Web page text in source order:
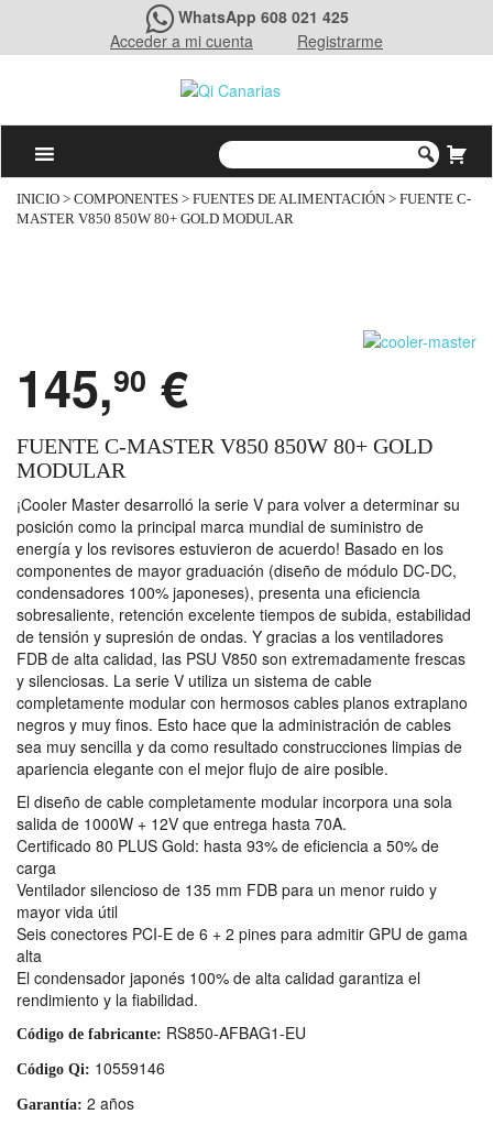
WhatsApp 608 021 425
Acceder a mi cuenta
Registrarme
INICIO > COMPONENTES > FUENTES DE ALIMENTACIÓN > FUENTE C-
MASTER V850 850W 80+ GOLD MODULAR
145,90 €
FUENTE C-MASTER V850 850W 80+ GOLD
MODULAR
¡Cooler Master desarrolló la serie V para volver a determinar su
posición como la principal marca mundial de suministro de
energía y los revisores estuvieron de acuerdo! Basado en los
componentes de mayor graduación (diseño de módulo DC-DC,
condensadores 100% japoneses), presenta una eficiencia
sobresaliente, retención excelente tiempos de subida, estabilidad
de tensión y supresión de ondas. Y gracias a los ventiladores
FDB de alta calidad, las PSU V850 son extremadamente frescas
y silenciosas. La serie V utiliza un sistema de cable
completamente modular con hermosos cables planos extraplano
negros y muy finos. Esto hace que la administración de cables
sea muy sencilla y da como resultado construcciones limpias de
apariencia elegante con el mejor flujo de aire posible.
El diseño de cable completamente modular incorpora una sola
salida de 1000W + 12V que entrega hasta 70A.
Certificado 80 PLUS Gold: hasta 93% de eficiencia a 50% de
carga
Ventilador silencioso de 135 mm FDB para un menor ruido y
mayor vida útil
Seis conectores PCI-E de 6 + 2 pines para admitir GPU de gama
alta
El condensador japonés 100% de alta calidad garantiza el
rendimiento y la fiabilidad.
Código de fabricante: RS850-AFBAG1-EU
Código Qi: 10559146
Garantía: 2 años